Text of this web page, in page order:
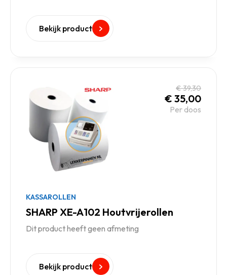
Bekijk product
€39,30
€ 35,00
Per doos
KASSAROLLEN
SHARP XE-A102 Houtvrijerollen
Dit product heeft geen afmeting
Bekijk product